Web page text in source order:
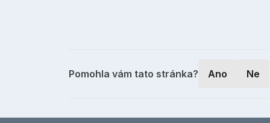
Pomohla vám tato stránka? Ano Ne